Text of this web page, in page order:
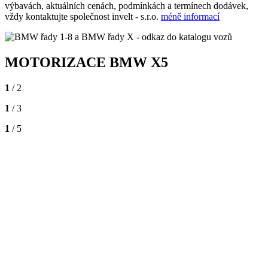
výbavách, aktuálních cenách, podmínkách a termínech dodávek,
vždy kontaktujte společnost invelt - s.r.o. méně informací
MOTORIZACE BMW X5
1 / 2
1 / 3
1 / 5